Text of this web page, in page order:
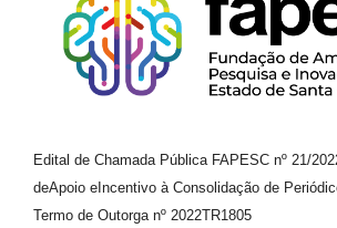
Edital de Chamada Pública FAPESC nº 21/
deApoio e Incentivo à Consolidação de
Termo de Outorga nº 2022TR1805